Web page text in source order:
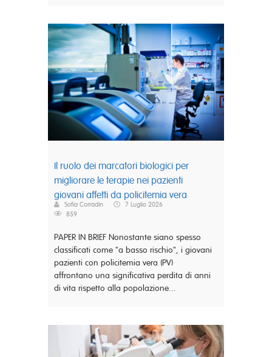
Il ruolo dei marcatori biologici per
migliorare le terapie nei pazienti
giovani affetti da policitemia vera
Sofia Corradin
7 Luglio 2026
859
PAPER IN BRIEF Nonostante siano spesso
classificati come "a basso rischio", i giovani
pazienti con policitemia vera (PV)
affrontano una significativa perdita di anni
di vita rispetto alla popolazione...